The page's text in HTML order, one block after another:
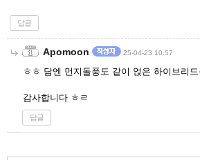
답글
Apomoon 25-04-23 10:57
ㅎㅎ 담엔 먼지돌풍도 같이 얹은 하이브리
감사합니다 ㅎㄹ
답글